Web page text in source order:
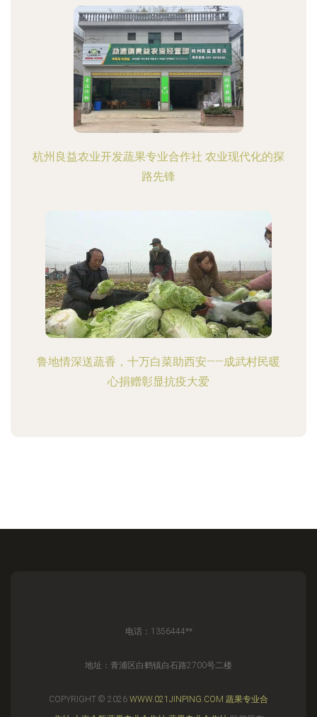
杭州良益农业开发蔬果专业合作社 农业现代化的探
路先锋
鲁地情深送蔬香，十万白菜助西安——成武村民暖
心捐赠彰显抗疫大爱
电话：1356444**
地址：青浦区白鹤镇白石路2700号二楼
COPYRIGHT © 2026 WWW.021JINPING.COM 蔬果专业合